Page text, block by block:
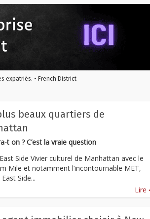
expatriés. - French District
beaux quartiers de
t on ? C’est la vraie question
Side Vivier culturel de Manhattan avec le
Mile et notamment l’incontournable MET,
East Side...
Lire